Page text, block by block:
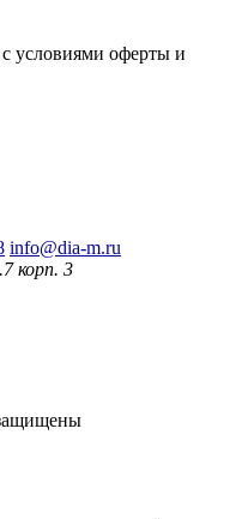
условиями оферты и
info@dia-m.ru
корп. 3